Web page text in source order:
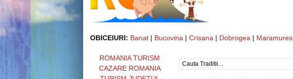
OBICEIURI: Banat | Bucovina | Crisana | Dobrogea | Maramures
ROMANIA TURISM
CAZARE ROMANIA